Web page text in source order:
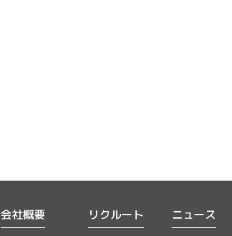
会社概要 リクルート ニュース